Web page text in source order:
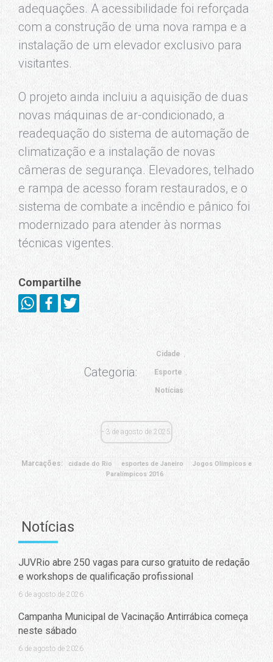
adequações. A acessibilidade foi reforçada
com a construção de uma nova rampa e a
instalação de um elevador exclusivo para
visitantes.
O projeto ainda incluiu a aquisição de duas
novas máquinas de ar-condicionado, a
readequação do sistema de automação de
climatização e a instalação de novas
câmeras de segurança. Elevadores, telhado
e rampa de acesso foram restaurados, e o
sistema de combate a incêndio e pânico foi
modernizado para atender às normas
técnicas vigentes.
Compartilhe
Categoria:
Cidade
Esporte
Notícias
3 de agosto de 2025
Marcações: cidade do Rio esportes de Janeiro
Jogos Olímpicos e
Paralímpicos 2016
Notícias
JUVRio abre 250 vagas para curso gratuito de redação
e workshops de qualificação profissional
6 de agosto de 2026
Campanha Municipal de Vacinação Antirrábica começa
neste sábado
6 de agosto de 2026